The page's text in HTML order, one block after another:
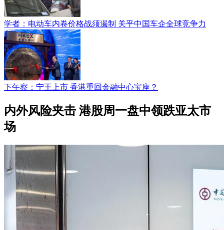
学者：电动车内卷价格战须遏制 关乎中国车企全球竞争力
下午察：宁王上市 香港重回金融中心宝座？
内外风险夹击 港股周一盘中领跌亚太市
场